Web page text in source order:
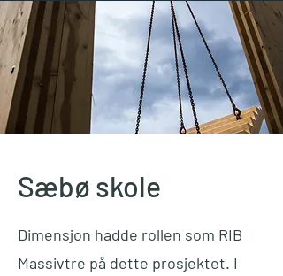
Sæbø skole
Dimensjon hadde rollen som RIB
Massivtre på dette prosjektet. I